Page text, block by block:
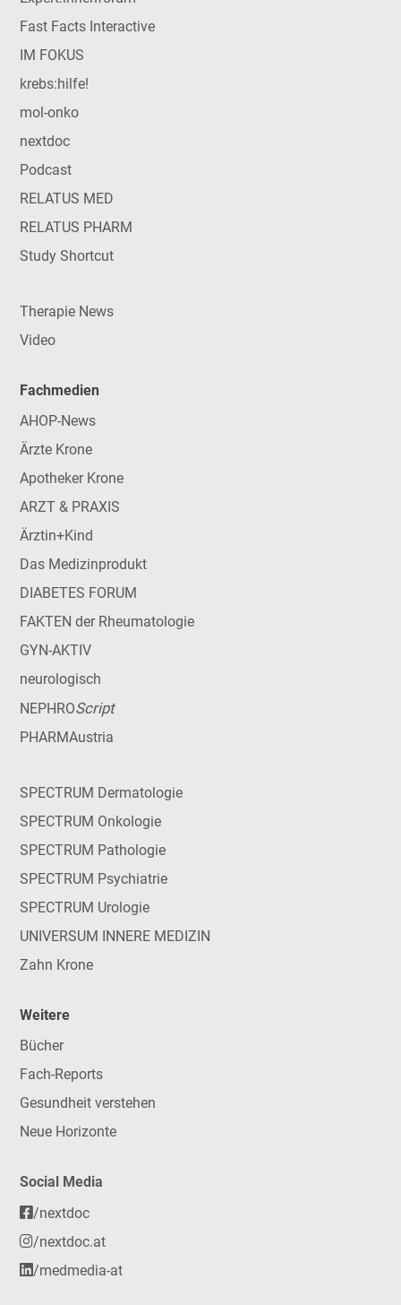
Fast Facts Interactive
IM FOKUS
krebs:hilfe!
mol-onko
nextdoc
Podcast
RELATUS MED
RELATUS PHARM
Study Shortcut
Therapie News
Video
Fachmedien
AHOP-News
Ärzte Krone
Apotheker Krone
ARZT & PRAXIS
Ärztin+Kind
Das Medizinprodukt
DIABETES FORUM
FAKTEN der Rheumatologie
GYN-AKTIV
neurologisch
NEPHROScript
PHARMAustria
SPECTRUM Dermatologie
SPECTRUM Onkologie
SPECTRUM Pathologie
SPECTRUM Psychiatrie
SPECTRUM Urologie
UNIVERSUM INNERE MEDIZIN
Zahn Krone
Weitere
Bücher
Fach-Reports
Gesundheit verstehen
Neue Horizonte
Social Media
/nextdoc
/nextdoc.at
/medmedia-at